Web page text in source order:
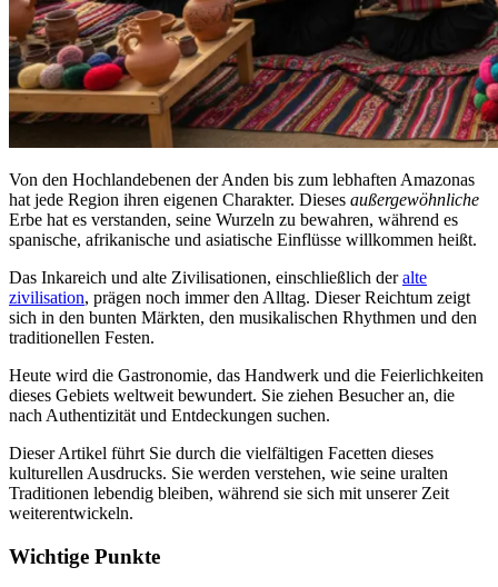
Von den Hochlandebenen der Anden bis zum lebhaften Amazonas
hat jede Region ihren eigenen Charakter. Dieses außergewöhnliche
Erbe hat es verstanden, seine Wurzeln zu bewahren, während es
spanische, afrikanische und asiatische Einflüsse willkommen heißt.
Das Inkareich und alte Zivilisationen, einschließlich deralte
zivilisation, prägen noch immer den Alltag. Dieser Reichtum zeigt
sich in den bunten Märkten, den musikalischen Rhythmen und den
traditionellen Festen.
Heute wird die Gastronomie, das Handwerk und die Feierlichkeiten
dieses Gebiets weltweit bewundert. Sie ziehen Besucher an, die
nach Authentizität und Entdeckungen suchen.
Dieser Artikel führt Sie durch die vielfältigen Facetten dieses
kulturellen Ausdrucks. Sie werden verstehen, wie seine uralten
Traditionen lebendig bleiben, während sie sich mit unserer Zeit
weiterentwickeln.
Wichtige Punkte